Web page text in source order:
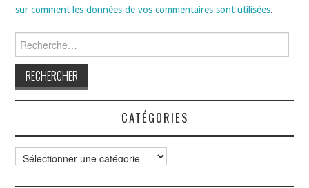
sur comment les données de vos commentaires sont utilisées.
Rechercher :
CATÉGORIES
Catégories